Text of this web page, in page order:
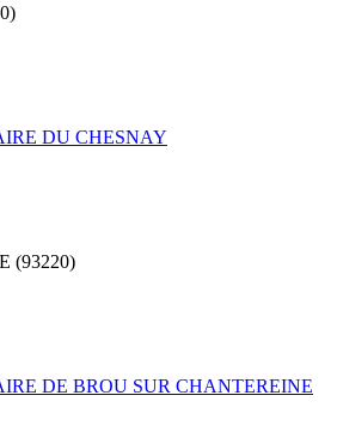
DU CHESNAY
(93220)
DE BROU SUR CHANTEREINE